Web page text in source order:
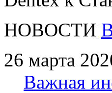
НОВОСТИ
26 марта
Важная